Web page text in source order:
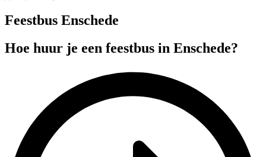
Feestbus Enschede
Hoe huur je een feestbus in Enschede?